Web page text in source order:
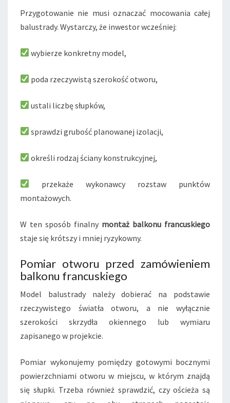
Przygotowanie nie musi oznaczać mocowania całej
balustrady. Wystarczy, że inwestor wcześniej:
wybierze konkretny model,
poda rzeczywistą szerokość otworu,
ustali liczbę słupków,
sprawdzi grubość planowanej izolacji,
określi rodzaj ściany konstrukcyjnej,
przekaże wykonawcy rozstaw punktów
montażowych.
W ten sposób finalny montaż balkonu francuskiego
staje się krótszy i mniej ryzykowny.
Pomiar otworu przed zamówieniem
balkonu francuskiego
Model balustrady należy dobierać na podstawie
rzeczywistego światła otworu, a nie wyłącznie
szerokości skrzydła okiennego lub wymiaru
zapisanego w projekcie.
Pomiar wykonujemy pomiędzy gotowymi bocznymi
powierzchniami otworu w miejscu, w którym znajdą
się słupki. Trzeba również sprawdzić, czy ościeża są